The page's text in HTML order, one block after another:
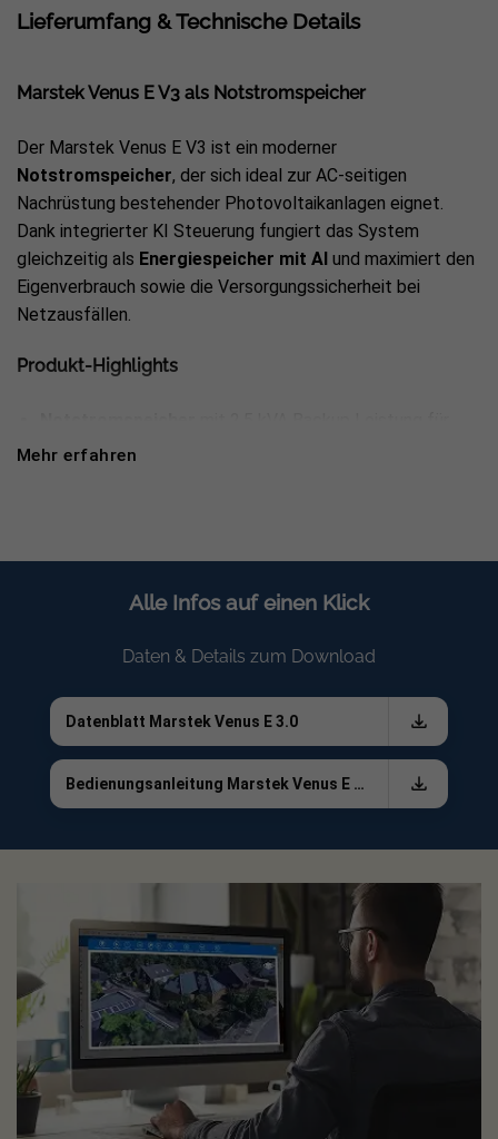
Lieferumfang & Technische Details
Marstek Venus E V3 als Notstromspeicher
Der Marstek Venus E V3 ist ein moderner
Notstromspeicher, der sich ideal zur AC-seitigen
Nachrüstung bestehender Photovoltaikanlagen eignet.
Dank integrierter KI Steuerung fungiert das System
gleichzeitig als Energiespeicher mit AI und maximiert den
Eigenverbrauch sowie die Versorgungssicherheit bei
Netzausfällen.
Produkt-Highlights
Haushaltsverbraucher
PV Technik
Anbindung
Technische Daten
Batteriekapazität
5.12 kWh
Nennspannung Batterie
51.2 V DC
Zyklenlebensdauer
> 6000 bei 25 °C
Entladetiefe
90 %
Nennleistung On Grid
2.5 kVA
Notstromleistung Off Grid
2.5 kVA
Max. Scheinleistung Backup
3.5 kVA für 10 s
Mehr erfahren
Alle Infos auf einen Klick
Daten & Details zum Download
Datenblatt Marstek Venus E 3.0
Bedienungsanleitung Marstek Venus E 3.0